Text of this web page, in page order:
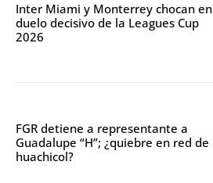
Inter Miami y Monterrey chocan en
duelo decisivo de la Leagues Cup
2026
FGR detiene a representante a
Guadalupe “H”; ¿quiebre en red de
huachicol?